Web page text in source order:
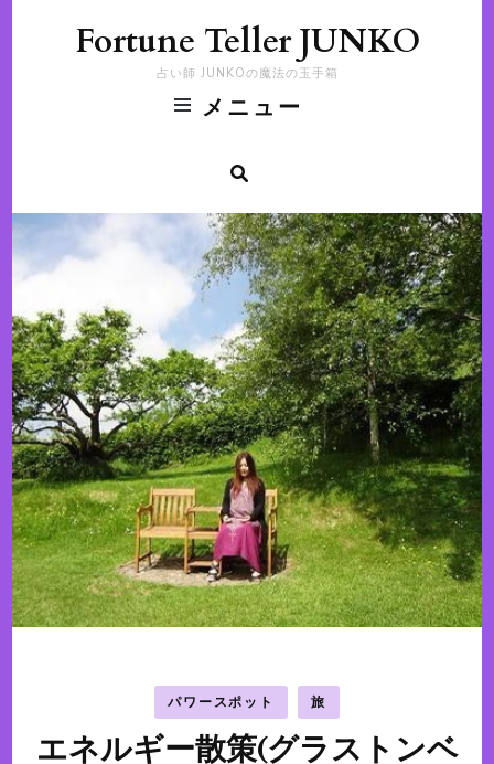
Fortune Teller JUNKO
占い師 JUNKOの魔法の玉手箱
メニュー
パワースポット 旅
エネルギー散策(グラストンベ